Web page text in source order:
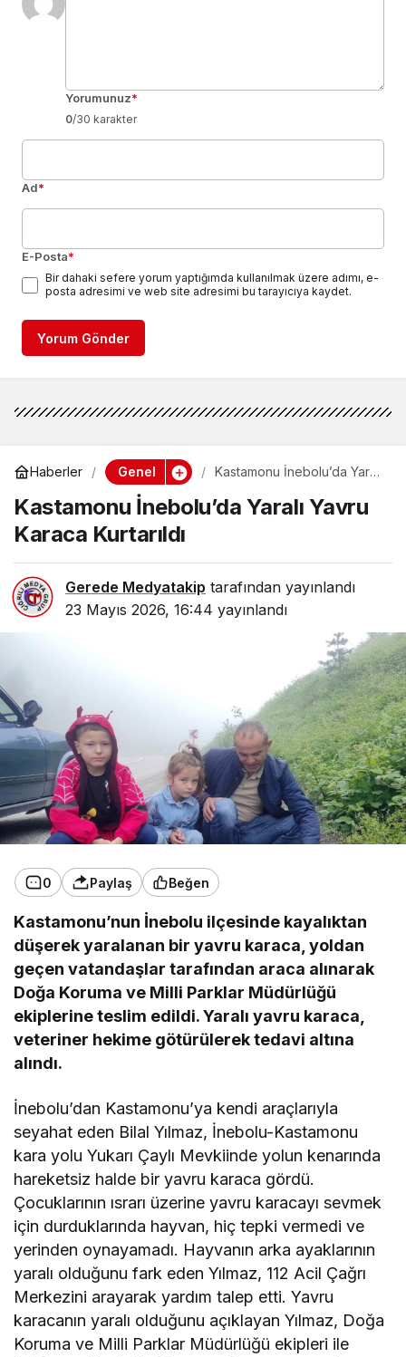
Yorumunuz*
0/30 karakter
Ad*
E-Posta*
Bir dahaki sefere yorum yaptığımda kullanılmak üzere adımı, e-
posta adresimi ve web site adresimi bu tarayıcıya kaydet.
Yorum Gönder
Haberler Genel
Kastamonu İnebolu’da Yaralı
Kastamonu İnebolu’da Yaralı Yavru
Karaca Kurtarıldı
Gerede Medyatakip tarafından yayınlandı
23 Mayıs 2026, 16:44 yayınlandı
0 Paylaş Beğen
Kastamonu’nun İnebolu ilçesinde kayalıktan
düşerek yaralanan bir yavru karaca, yoldan
geçen vatandaşlar tarafından araca alınarak
Doğa Koruma ve Milli Parklar Müdürlüğü
ekiplerine teslim edildi. Yaralı yavru karaca,
veteriner hekime götürülerek tedavi altına
alındı.
İnebolu’dan Kastamonu’ya kendi araçlarıyla
seyahat eden Bilal Yılmaz, İnebolu-Kastamonu
kara yolu Yukarı Çaylı Mevkiinde yolun kenarında
hareketsiz halde bir yavru karaca gördü.
Çocuklarının ısrarı üzerine yavru karacayı sevmek
için durduklarında hayvan, hiç tepki vermedi ve
yerinden oynayamadı. Hayvanın arka ayaklarının
yaralı olduğunu fark eden Yılmaz, 112 Acil Çağrı
Merkezini arayarak yardım talep etti. Yavru
karacanın yaralı olduğunu açıklayan Yılmaz, Doğa
Koruma ve Milli Parklar Müdürlüğü ekipleri ile